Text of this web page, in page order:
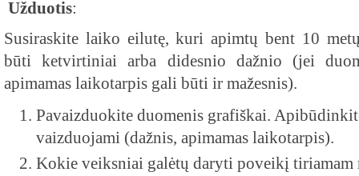
Užduotis:
Susiraskite laiko eilutę, kuri apimtų bent 10
būti ketvirtiniai arba didesnio dažnio (jei
apimamas laikotarpis gali būti ir mažesnis).
Pavaizduokite duomenis grafiškai.
vaizduojami (dažnis, apimamas laikotarpis).
Kokie veiksniai galėtų daryti poveikį